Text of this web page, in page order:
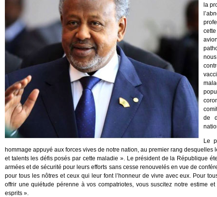
la
de
Le
hommage appuyé aux forces vives de notre nation, au premier rang
et talents les défis posés par cette maladie ». Le président de la République
armées et de sécurité pour leurs efforts sans cesse renouvelés en vue de
pour tous les nôtres et ceux qui leur font l’honneur de vivre avec eux. Pour
offrir une quiétude pérenne à vos compatriotes, vous suscitez notre estime
esprits ».